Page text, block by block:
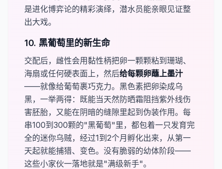
是进化博弈论的精彩演绎，潜水员能亲眼见证整
出大戏。
10. 黑葡萄里的新生命
交配后，雌性会用黏性柄把卵一颗颗粘到珊瑚、
海扇或任何硬表面上，然后​给每颗卵蘸上墨汁
——就像给葡萄裹巧克力。黑色素把卵染成乌
黑，一举两得：既能当天然防晒霜阻挡紫外线伤
害胚胎，又能在阴暗的缝隙里起到伪装作用。每
串100到300颗的"黑葡萄"里，都包着一只发育完
全的迷你乌贼，经过1到2个月孵化出来，从第一
天起就能捕猎、变色。没有脆弱的幼体阶段——
这些小家伙一落地就是"满级新手"。